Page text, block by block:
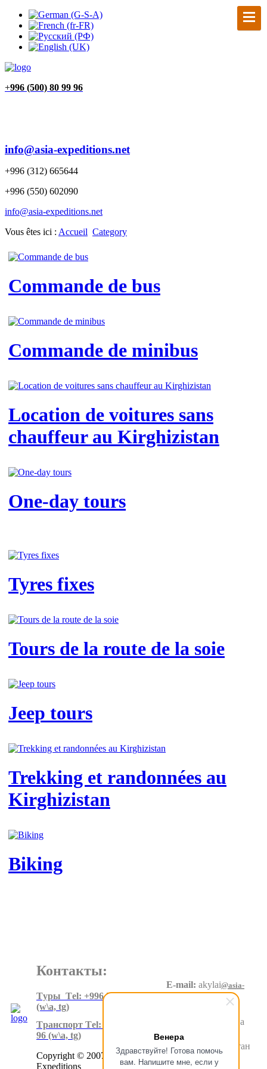
Венера
Здравствуйте! Готова помочь
вам. Напишите мне, если у
+996 (500) 80 99 96
info@asia-expeditions.net
+996 (312) 665644
+996 (550) 602090
info@asia-expeditions.net
Vous êtes ici : Accueil Category
Commande de bus
Commande de minibus
Location de voitures sans
chauffeur au Kirghizistan
One-day tours
Tyres fixes
Tours de la route de la soie
Jeep tours
Trekking et randonnées au
Kirghizistan
Biking
Контакты:
Tуры Тel: +996 550 60 20 90
(w\a, tg)
Tранспорт Тel: +996 500 80 99
96 (w\a, tg)
Copyright © 2007-2024 Asia
Expeditions
E-mail: akylai@asia-
expeditions.net
Суеркулова
Бишкек.Кыргызстан